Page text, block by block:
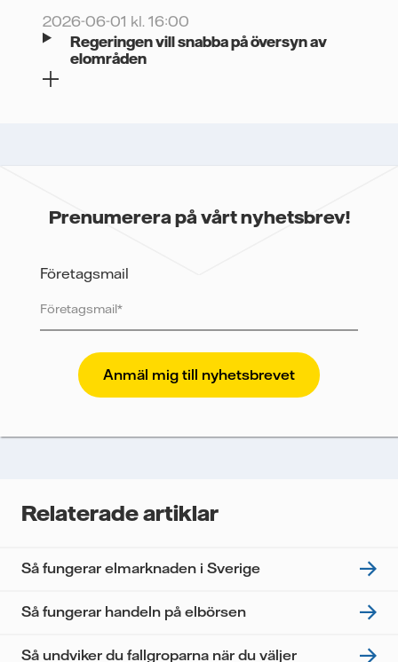
2026-06-01 kl. 16:00
Regeringen vill snabba på översyn av
elområden
Prenumerera på vårt nyhetsbrev!
Företagsmail
Vattenfall skyddar och respekterar din integritet. För
att Vattenfalls storföretagsförsäljning ska kunna
skicka nyhetsbrevet till dig, behöver vi dina uppgifter.
analysera deras prestanda, inklusive
tredje part, och du kan när som helst återkalla ditt
personuppgifter.
Jag samtycker till att Vattenfall behandlar mina
nyhetsbrevet.*
Relaterade artiklar
Så fungerar elmarknaden i Sverige
Så fungerar handeln på elbörsen
Så undviker du fallgroparna när du väljer